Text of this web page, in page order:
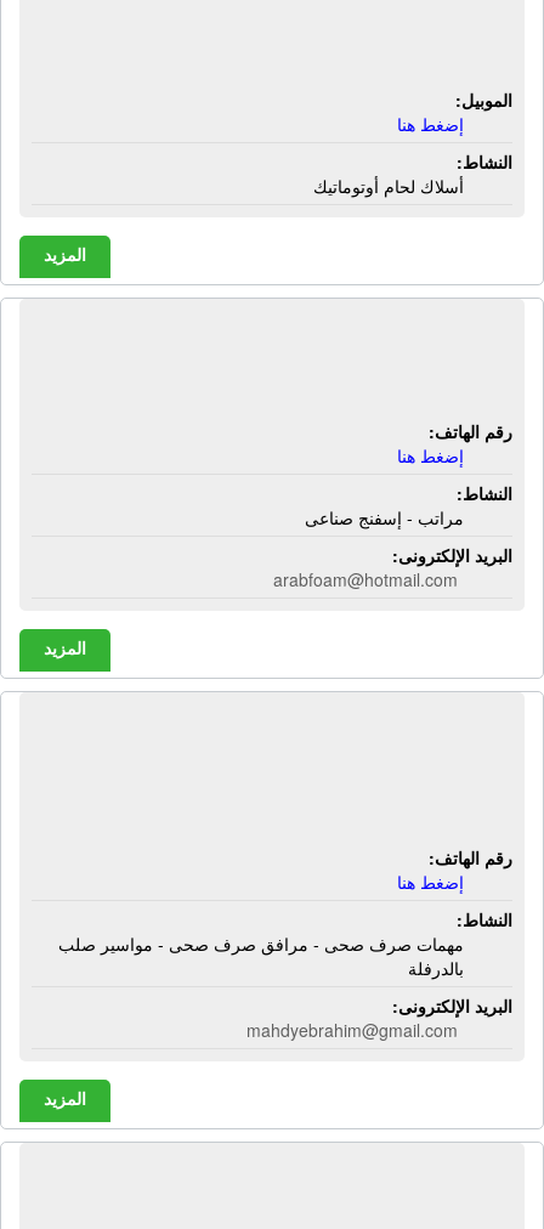
الموبيل:
إضغط هنا
النشاط:
أسلاك لحام أوتوماتيك
المزيد
رقم الهاتف:
إضغط هنا
النشاط:
مراتب - إسفنج صناعى
البريد الإلكترونى:
arabfoam@hotmail.com
المزيد
رقم الهاتف:
إضغط هنا
النشاط:
مهمات صرف صحى - مرافق صرف صحى - مواسير صلب
بالدرفلة
البريد الإلكترونى:
mahdyebrahim@gmail.com
المزيد